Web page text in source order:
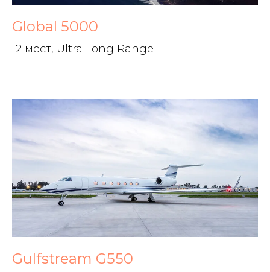
Global 5000
12 мест, Ultra Long Range
Gulfstream G550